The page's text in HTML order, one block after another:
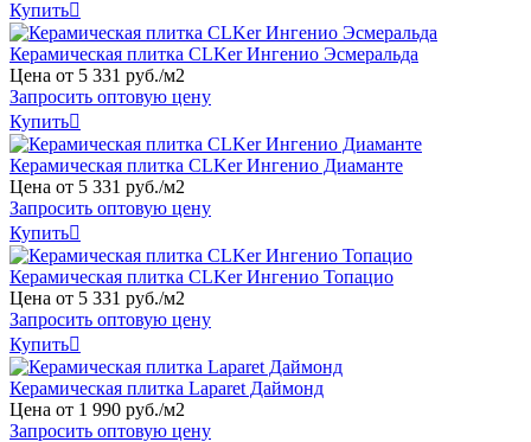
Купить
Керамическая плитка CLKer Ингенио Эсмеральда
Цена от 5 331 руб./м2
Запросить оптовую цену
Купить
Керамическая плитка CLKer Ингенио Диаманте
Цена от 5 331 руб./м2
Запросить оптовую цену
Купить
Керамическая плитка CLKer Ингенио Топацио
Цена от 5 331 руб./м2
Запросить оптовую цену
Купить
Керамическая плитка Laparet Даймонд
Цена от 1 990 руб./м2
Запросить оптовую цену